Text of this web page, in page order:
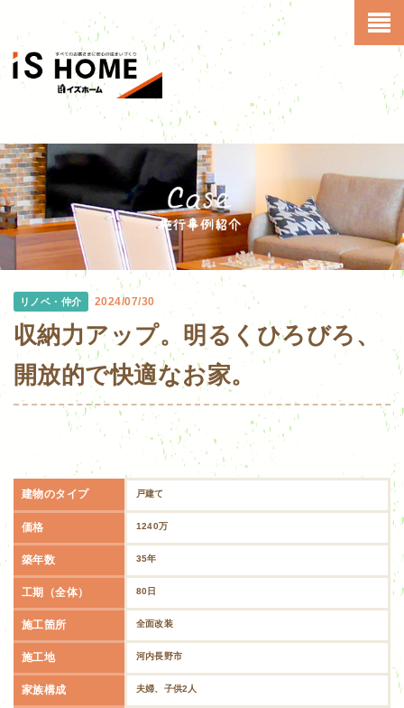
リノベ・仲介 2024/07/30
収納力アップ。明るくひろびろ、
開放的で快適なお家。
建物のタイプ 戸建て
価格 1240万
築年数 35年
工期（全体） 80日
施工箇所 全面改装
施工地 河内長野市
家族構成 夫婦、子供2人